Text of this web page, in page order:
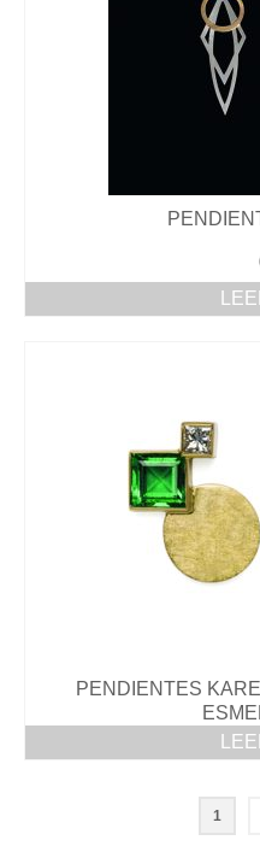
PENDIENTES
1